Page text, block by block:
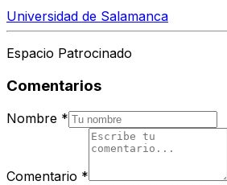
Universidad de Salamanca
Espacio Patrocinado
Comentarios
Nombre *
Comentario *